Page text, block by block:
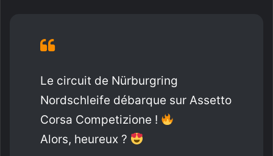
Le circuit de Nürburgring
Nordschleife débarque sur Assetto
Corsa Competizione !
Alors, heureux ?